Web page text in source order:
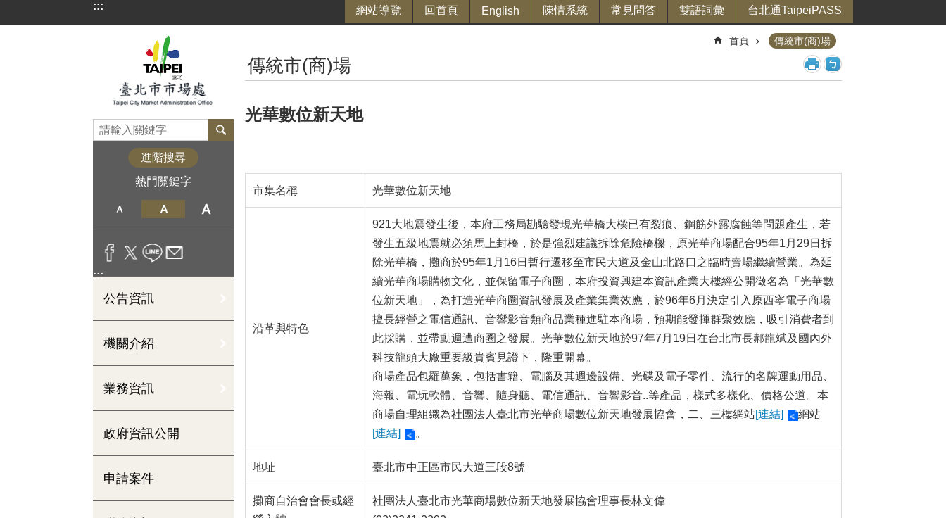
跳到主要內容區塊
::: 網站導覽 回首頁 English 陳情系統 常見問答 雙語詞彙 台北通TaipeiPASS
進階搜尋
熱門關鍵字
:::
公告資訊
機關介紹
業務資訊
政府資訊公開
申請案件
首頁 傳統市(商)場
傳統市(商)場
光華數位新天地
市集名稱 光華數位新天地
沿革與特色
921大地震發生後，本府工務局勘驗發現光華橋大樑已有裂痕、鋼筋外露腐蝕等問題產生，若
發生五級地震就必須馬上封橋，於是強烈建議拆除危險橋樑，原光華商場配合95年1月29日拆
除光華橋，攤商於95年1月16日暫行遷移至市民大道及金山北路口之臨時賣場繼續營業。為延
續光華商場購物文化，並保留電子商圈，本府投資興建本資訊產業大樓經公開徵名為「光華數
位新天地」，為打造光華商圈資訊發展及產業集業效應，於96年6月決定引入原西寧電子商場
擅長經營之電信通訊、音響影音類商品業種進駐本商場，預期能發揮群聚效應，吸引消費者到
此採購，並帶動週遭商圈之發展。光華數位新天地於97年7月19日在台北市長郝龍斌及國內外
科技龍頭大廠重要級貴賓見證下，隆重開幕。
商場產品包羅萬象，包括書籍、電腦及其週邊設備、光碟及電子零件、流行的名牌運動用品、
海報、電玩軟體、音響、隨身聽、電信通訊、音響影音..等產品，樣式多樣化、價格公道。本
商場自理組織為社團法人臺北市光華商場數位新天地發展協會，二、三樓網站[連結]
網站
[連結]
。
地址 臺北市中正區市民大道三段8號
攤商自治會會長或經
社團法人臺北市光華商場數位新天地發展協會理事長林文偉